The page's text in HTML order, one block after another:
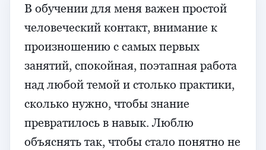
В обучении для меня важен простой
человеческий контакт, внимание к
произношению с самых первых
занятий, спокойная, поэтапная работа
над любой темой и столько практики,
сколько нужно, чтобы знание
превратилось в навык. Люблю
объяснять так, чтобы стало понятно не